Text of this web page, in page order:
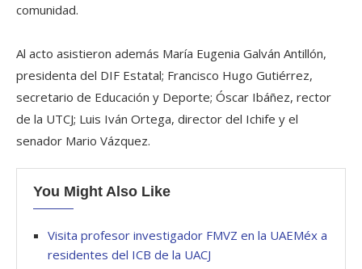
comunidad.
Al acto asistieron además María Eugenia Galván Antillón,
presidenta del DIF Estatal; Francisco Hugo Gutiérrez,
secretario de Educación y Deporte; Óscar Ibáñez, rector
de la UTCJ; Luis Iván Ortega, director del Ichife y el
senador Mario Vázquez.
You Might Also Like
Visita profesor investigador FMVZ en la UAEMéx a
residentes del ICB de la UACJ